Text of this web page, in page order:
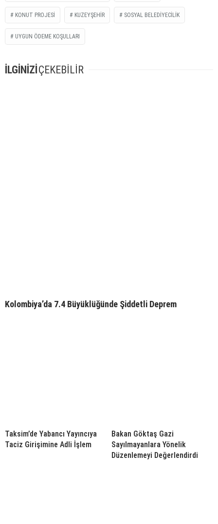
KONUT PROJESI KUZEYŞEHIR SOSYAL BELEDİYECİLİK
UYGUN ÖDEME KOŞULLARI
İLGİNİZİ ÇEKEBİLİR
Kolombiya’da 7.4 Büyüklüğünde Şiddetli Deprem
Taksim’de Yabancı Yayıncıya
Taciz Girişimine Adli İşlem
Bakan Göktaş Gazi
Sayılmayanlara Yönelik
Düzenlemeyi Değerlendirdi